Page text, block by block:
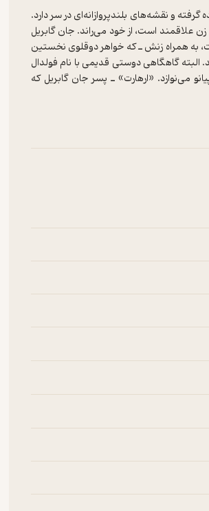
و نقشه‌های بلندپروازانه‌ای در سر دارد.
علاقمند است، از خود می‌راند. جان گابریل
همراه زنش ـ که خواهر دوقلوی نخستین
گاهگاهی دوستی قدیمی با نام فولدال
می‌نوازد. «ارهارت» ـ پسر جان گابریل که
می‌کند تا نام خانوادگی او را بپذیرد؛ شاید